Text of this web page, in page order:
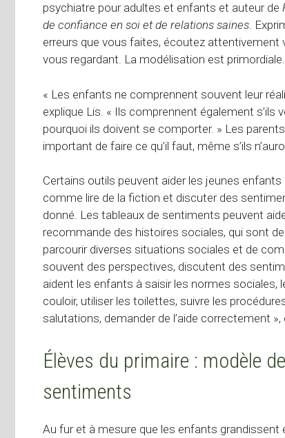
psychiatre pour adultes et enfants et auteur de
de confiance en soi et de relations saines.
erreurs que vous faites, écoutez
vous regardant. La modélisation est primordiale.
« Les enfants ne comprennent souvent leur
explique Lis. « Ils comprennent également s’ils
pourquoi ils doivent se comporter. » Les
important de faire ce qu’il faut, même s’ils
Certains outils peuvent aider les jeunes
comme lire de la fiction et discuter des
donné. Les tableaux de sentiments peuvent
recommande des histoires sociales, qui sont
parcourir diverses situations sociales et de
souvent des perspectives, discutent des
aident les enfants à saisir les normes
couloir, utiliser les toilettes, suivre les
salutations, demander de l’aide correctement »,
Élèves du primaire : modèle
sentiments
Au fur et à mesure que les enfants grandissent